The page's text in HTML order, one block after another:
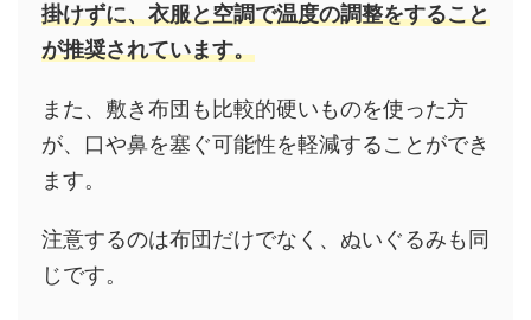
掛けずに、衣服と空調で温度の調整をすること
が推奨されています。
また、敷き布団も比較的硬いものを使った方
が、口や鼻を塞ぐ可能性を軽減することができ
ます。
注意するのは布団だけでなく、ぬいぐるみも同
じです。